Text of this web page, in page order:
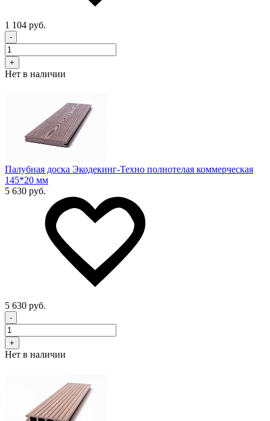
1 104 руб.
-
+
Нет в наличии
Палубная доска Экодекинг-Техно полнотелая коммерческая
145*20 мм
5 630 руб.
5 630 руб.
-
+
Нет в наличии